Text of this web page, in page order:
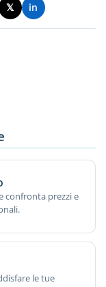
𝕏 in
confronta prezzi e
le tue